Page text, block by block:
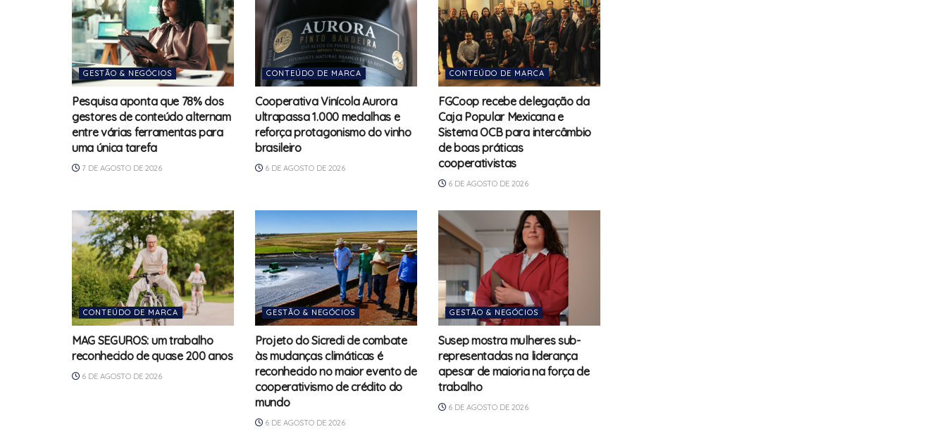
GESTÃO & NEGÓCIOS
Pesquisa aponta que 78% dos
gestores de conteúdo alternam
entre várias ferramentas para
uma única tarefa
7 DE AGOSTO DE 2026
CONTEÚDO DE MARCA
Cooperativa Vinícola Aurora
ultrapassa 1.000 medalhas e
reforça protagonismo do vinho
brasileiro
6 DE AGOSTO DE 2026
CONTEÚDO DE MARCA
FGCoop recebe delegação da
Caja Popular Mexicana e
Sistema OCB para intercâmbio
de boas práticas
cooperativistas
6 DE AGOSTO DE 2026
CONTEÚDO DE MARCA
MAG SEGUROS: um trabalho
reconhecido de quase 200 anos
6 DE AGOSTO DE 2026
GESTÃO & NEGÓCIOS
Projeto do Sicredi de combate
às mudanças climáticas é
reconhecido no maior evento de
cooperativismo de crédito do
mundo
6 DE AGOSTO DE 2026
GESTÃO & NEGÓCIOS
Susep mostra mulheres sub-
representadas na liderança
apesar de maioria na força de
trabalho
6 DE AGOSTO DE 2026